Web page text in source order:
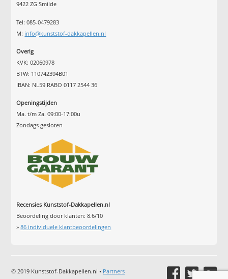
9422 ZG Smilde
Tel: 085-0479283
M: info@kunststof-dakkapellen.nl
Overig
KVK: 02060978
BTW: 110742394B01
IBAN: NL59 RABO 0117 2544 36
Openingstijden
Ma. t/m Za. 09:00-17:00u
Zondags gesloten
Recensies Kunststof-Dakkapellen.nl
Beoordeling door klanten:8.6/10
»86 individuele klantbeoordelingen
© 2019 Kunststof-Dakkapellen.nl • Partners